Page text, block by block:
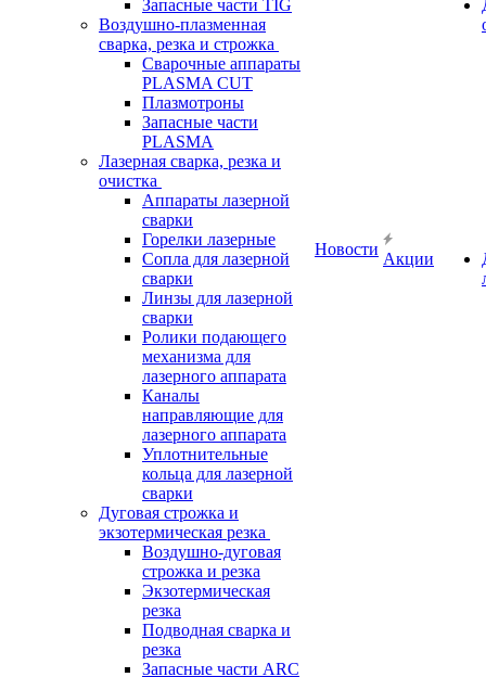
Запасные части TIG
Воздушно-плазменная
сварка, резка и строжка
Сварочные аппараты
PLASMA CUT
Плазмотроны
Запасные части
PLASMA
Лазерная сварка, резка и
очистка
Аппараты лазерной
сварки
Горелки лазерные
Сопла для лазерной
сварки
Линзы для лазерной
сварки
Ролики подающего
механизма для
лазерного аппарата
Каналы
направляющие для
лазерного аппарата
Уплотнительные
кольца для лазерной
сварки
Дуговая строжка и
экзотермическая резка
Воздушно-дуговая
строжка и резка
Экзотермическая
резка
Подводная сварка и
резка
Запасные части ARC
Новости
Акции